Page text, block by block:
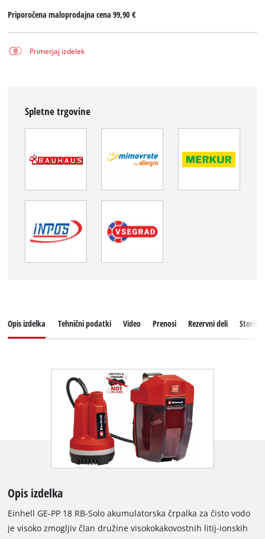
Priporočena maloprodajna cena99,90 €
Primerjaj izdelek
Spletne trgovine
Opis izdelka Tehnični podatki Video Prenosi Rezervni deli
Opis izdelka
Einhell GE-PP 18 RB-Solo akumulatorska črpalka za čisto vodo
je visoko zmogljiv član družine visokokakovostnih litij-ionskih